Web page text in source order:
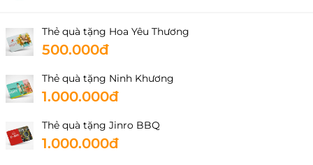
Thẻ quà tặng Hoa Yêu Thương
500.000đ
Thẻ quà tặng Ninh Khương
1.000.000đ
Thẻ quà tặng Jinro BBQ
1.000.000đ